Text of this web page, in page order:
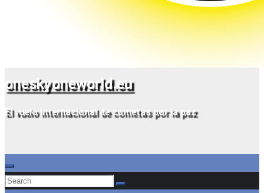
oneskyoneworld.eu
El vuelo internacional de cometas por la paz